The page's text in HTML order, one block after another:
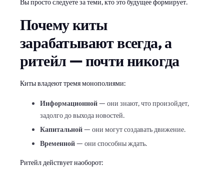
Вы просто следуете за теми, кто это будущее формирует.
Почему киты
зарабатывают всегда, а
ритейл — почти никогда
Киты владеют тремя монополиями:
Информационной— они знают, что произойдет,
задолго до выхода новостей.
Капитальной— они могут создавать движение.
Временной— они способны ждать.
Ритейл действует наоборот: